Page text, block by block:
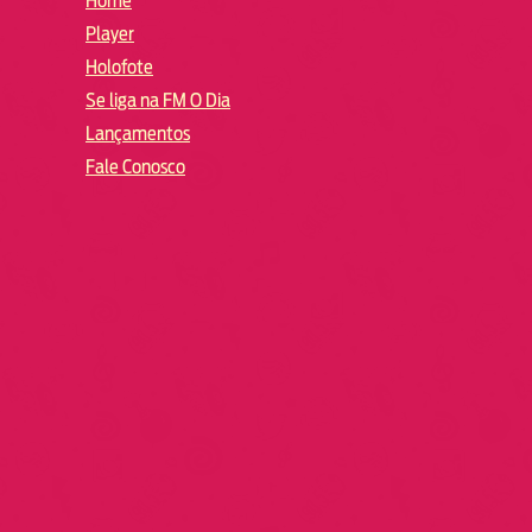
Player
Holofote
Se liga na FM O Dia
Lançamentos
Fale Conosco